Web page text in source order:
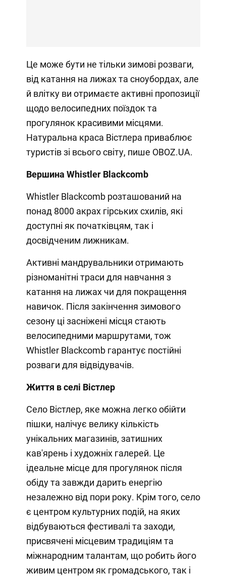
Це може бути не тільки зимові розваги,
від катання на лижах та сноубордах, але
й влітку ви отримаєте активні пропозиції
щодо велосипедних поїздок та
прогулянок красивими місцями.
Натуральна краса Вістлера приваблює
туристів зі всього світу, пише OBOZ.UA.
Вершина Whistler Blackcomb
Whistler Blackcomb розташований на
понад 8000 акрах гірських схилів, які
доступні як початківцям, так і
досвідченим лижникам.
Активні мандрувальники отримають
різноманітні траси для навчання з
катання на лижах чи для покращення
навичок. Після закінчення зимового
сезону ці засніжені місця стають
велосипедними маршрутами, тож
Whistler Blackcomb гарантує постійні
розваги для відвідувачів.
Життя в селі Вістлер
Село Вістлер, яке можна легко обійти
пішки, налічує велику кількість
унікальних магазинів, затишних
кав'ярень і художніх галерей. Це
ідеальне місце для прогулянок після
обіду та завжди дарить енергію
незалежно від пори року. Крім того, село
є центром культурних подій, на яких
відбуваються фестивалі та заходи,
присвячені місцевим традиціям та
міжнародним талантам, що робить його
живим центром як громадського, так і